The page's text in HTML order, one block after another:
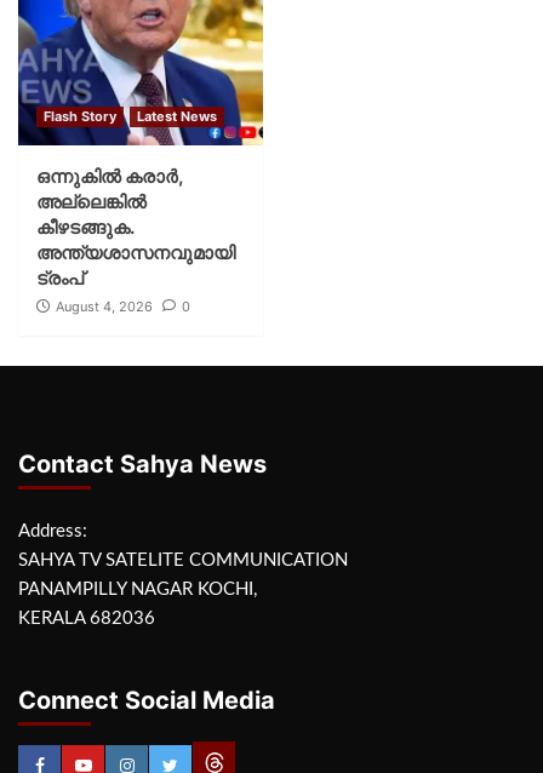
Flash Story Latest News
ഒന്നുകില്‍ കരാര്‍,
അല്ലെങ്കില്‍
കീഴടങ്ങുക.
അന്ത്യശാസനവുമായി
ട്രംപ്
August 4, 2026 0
Contact Sahya News
Address:
SAHYA TV SATELITE COMMUNICATION
PANAMPILLY NAGAR KOCHI,
KERALA 682036
Connect Social Media